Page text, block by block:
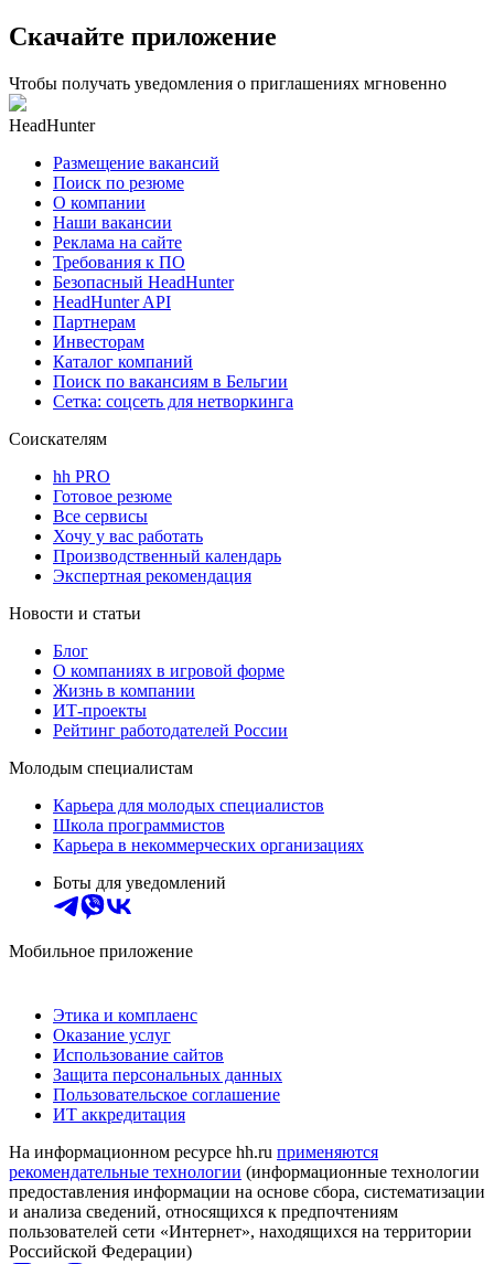
Скачайте приложение
Чтобы получать уведомления о приглашениях мгновенно
HeadHunter
Размещение вакансий
Поиск по резюме
О компании
Наши вакансии
Реклама на сайте
Требования к ПО
Безопасный HeadHunter
HeadHunter API
Партнерам
Инвесторам
Каталог компаний
Поиск по вакансиям в Бельгии
Сетка: соцсеть для нетворкинга
Соискателям
hh PRO
Готовое резюме
Все сервисы
Хочу у вас работать
Производственный календарь
Экспертная рекомендация
Новости и статьи
Блог
О компаниях в игровой форме
Жизнь в компании
ИТ-проекты
Рейтинг работодателей России
Молодым специалистам
Карьера для молодых специалистов
Школа программистов
Карьера в некоммерческих организациях
Боты для уведомлений
Мобильное приложение
Этика и комплаенс
Оказание услуг
Использование сайтов
Защита персональных данных
Пользовательское соглашение
ИТ аккредитация
На информационном ресурсе hh.ru применяются
рекомендательные технологии (информационные технологии
предоставления информации на основе сбора, систематизации
и анализа сведений, относящихся к предпочтениям
пользователей сети «Интернет», находящихся на территории
Российской Федерации)